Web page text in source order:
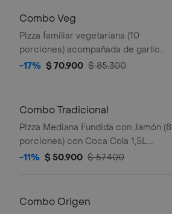
Combo Veg
Pizza familiar vegetariana (10
porciones) acompañada de garlic
knots y coca cola 1.5 litros. Incluye
-17% $ 70.900 $ 85.300
Combo Tradicional
Pizza Mediana Fundida con Jamón (8
porciones) con Coca Cola 1,5L.
Incluye Salsa de Ajo, Sazonador
-11% $ 50.900 $ 57.400
Combo Origen